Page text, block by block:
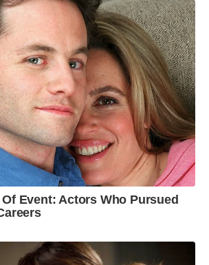
Event: Actors Who Pursued